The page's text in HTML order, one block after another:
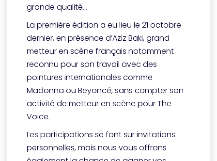
grande qualité…
La première édition a eu lieu le 21 octobre
dernier, en présence d’Aziz Baki, grand
metteur en scène français notamment
reconnu pour son travail avec des
pointures internationales comme
Madonna ou Beyoncé, sans compter son
activité de metteur en scène pour The
Voice.
Les participations se font sur invitations
personnelles, mais nous vous offrons